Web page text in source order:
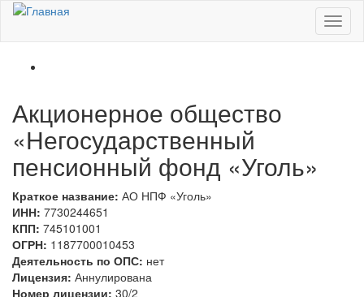
Перейти к основному содержанию
Акционерное общество
«Негосударственный
пенсионный фонд «Уголь»
Краткое название: АО НПФ «Уголь»
ИНН: 7730244651
КПП: 745101001
ОГРН: 1187700010453
Деятельность по ОПС: нет
Лицензия: Аннулирована
Номер лицензии: 30/2